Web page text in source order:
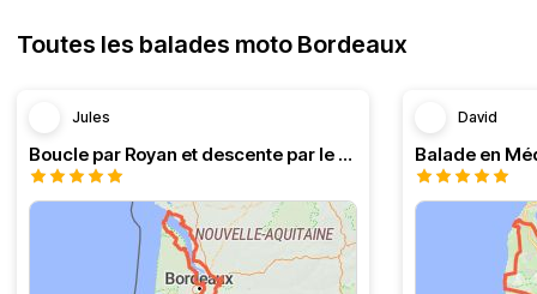
Toutes les balades moto Bordeaux
Jules
Boucle par Royan et descente par le Médoc
David